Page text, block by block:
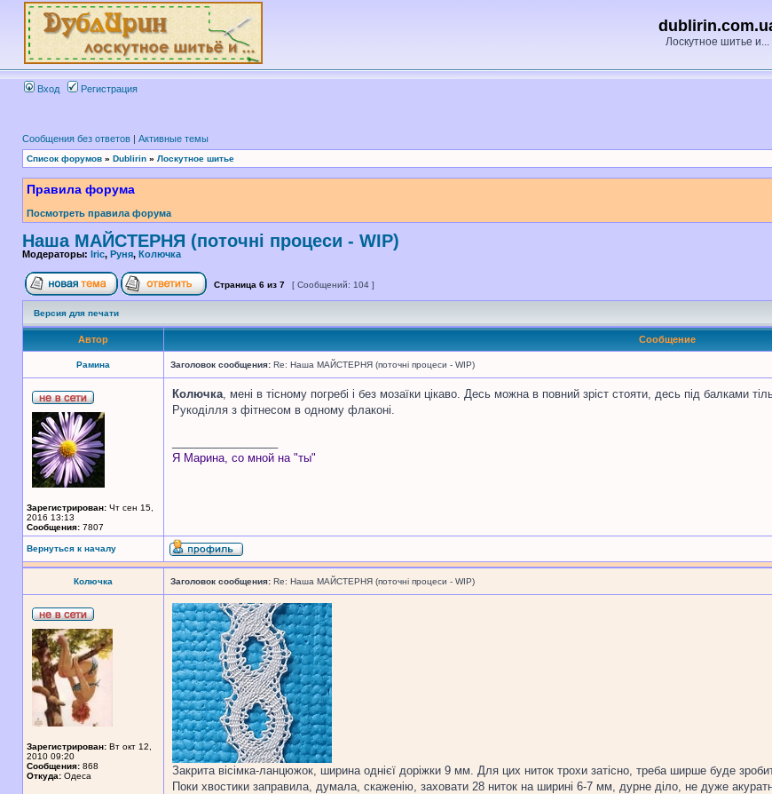
Лоскутное шитье и...
Вход Регистрация
Сообщения без ответов | Активные темы
Список форумов » Dublirin » Лоскутное шитье
Правила форума
Посмотреть правила форума
Наша МАЙСТЕРНЯ (поточні процеси - WIP)
Модераторы: Iric, Руня, Колючка
Страница 6 из 7 [ Сообщений: 104 ]
Версия для печати
Автор Сообщение
Рамина Заголовок сообщения: Re: Наша МАЙСТЕРНЯ (поточні процеси - WIP)
Зарегистрирован: Чт сен 15,
2016 13:13
Сообщения: 7807
Колючка, мені в тісному погребі і без мозаїки цікаво. Десь можна в повний зріст стояти, десь під балками
Рукоділля з фітнесом в одному флаконі.
Я Марина, со мной на "ты"
Вернуться к началу
Колючка Заголовок сообщения: Re: Наша МАЙСТЕРНЯ (поточні процеси - WIP)
Зарегистрирован: Вт окт 12,
2010 09:20
Сообщения: 868
Откуда: Одеса
Закрита вісімка-ланцюжок, ширина однієї доріжки 9 мм. Для цих ниток трохи затісно, треба ширше буде
Поки хвостики заправила, думала, скаженію, заховати 28 ниток на ширині 6-7 мм, дурне діло, не дуже